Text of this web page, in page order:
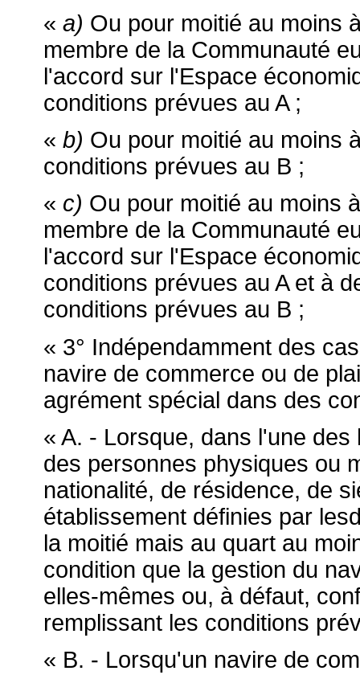
« a) Ou pour moitié au moins
membre de la Communauté
l'accord sur l'Espace
conditions prévues au A ;
« b) Ou pour moitié au moins
conditions prévues au B ;
« c) Ou pour moitié au moins
membre de la Communauté
l'accord sur l'Espace
conditions prévues au A et à
conditions prévues au B ;
« 3° Indépendamment des
navire de commerce ou de
agrément spécial dans des
« A. - Lorsque, dans l'une
des personnes physiques ou
nationalité, de résidence, de
établissement définies par
la moitié mais au quart au
condition que la gestion du
elles-mêmes ou, à défaut,
remplissant les conditions
« B. - Lorsqu'un navire de